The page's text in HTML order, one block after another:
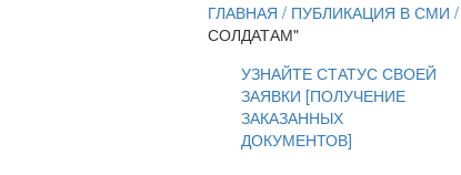
ГЛАВНАЯ / ПУБЛИКАЦИЯ В СМИ /
СОЛДАТАМ"
УЗНАЙТЕ СТАТУС СВОЕЙ
ЗАЯВКИ [ПОЛУЧЕНИЕ
ЗАКАЗАННЫХ
ДОКУМЕНТОВ]